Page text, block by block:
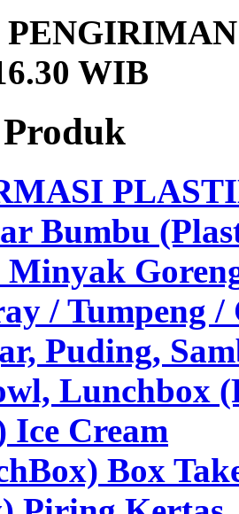
WIB
Bumbu
Minyak
/ Tumpeng /
Puding,
Lunchbox
Ice Cream
Box